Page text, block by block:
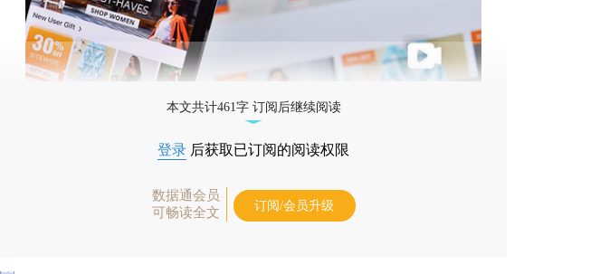
本文共计461字 订阅后继续阅读
登录 后获取已订阅的阅读权限
数据通会员
可畅读全文
订阅/会员升级